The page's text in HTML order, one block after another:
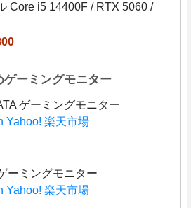
Core i5 14400F / RTX 5060 /
ゲーミングモニター
ゲーミングモニター
Yahoo! 楽天市場
ーミングモニター
Yahoo! 楽天市場